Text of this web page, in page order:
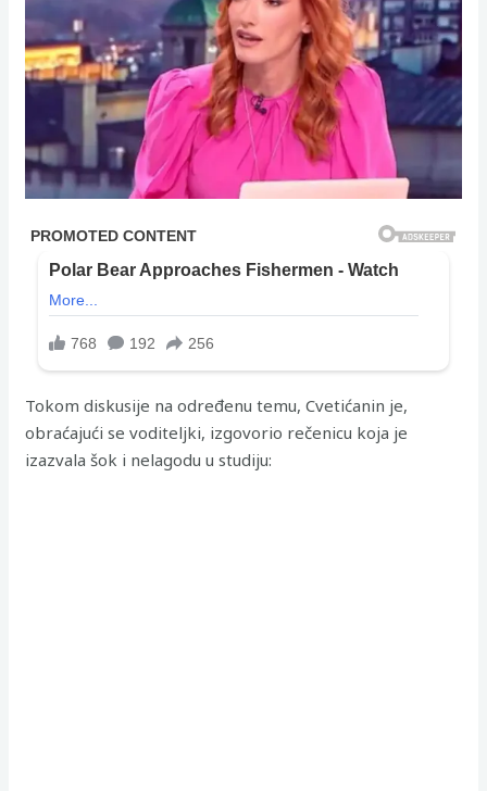
Tokom diskusije na određenu temu, Cvetićanin je,
obraćajući se voditeljki, izgovorio rečenicu koja je
izazvala šok i nelagodu u studiju: